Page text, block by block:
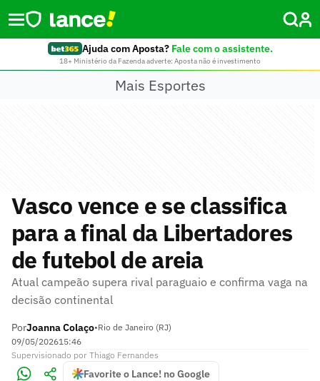
Ajuda com Aposta? Fale com o assistente.
18+ Ministério da Fazenda adverte: Aposta não é investimento
Mais Esportes
Vasco vence e se classifica
para a final da Libertadores
de futebol de areia
Atual campeão supera rival paraguaio e confirma vaga na
decisão continental
PorJoanna Colaço•Rio de Janeiro (RJ)
09/05/202615:46
Supervisionado por Thiago Fernandes
Favorite o Lance! no Google